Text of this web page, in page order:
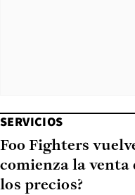
SERVICIOS
Foo Fighters
comienza la venta
los precios?